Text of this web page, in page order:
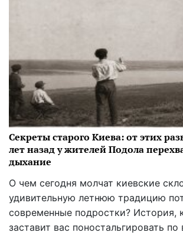
Секреты старого Киева: от этих
лет назад у жителей Подола
дыхание
О чем сегодня молчат киевские
удивительную летнюю традицию
современные подростки? История,
заставит вас поностальгировать